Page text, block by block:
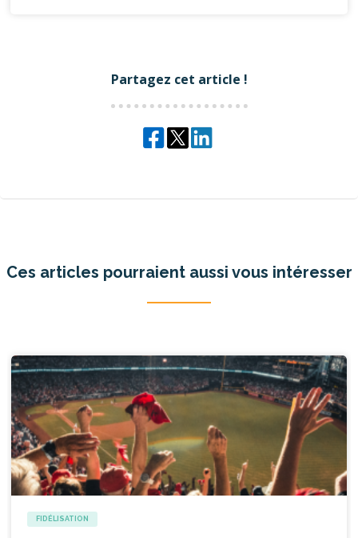
Partagez cet article !
Ces articles pourraient aussi vous intéresser
FIDÉLISATION